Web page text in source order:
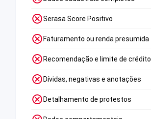
Serasa Score Positivo
Faturamento ou renda presumida
Recomendação e limite de crédito
Dívidas, negativas e anotações
Detalhamento de protestos